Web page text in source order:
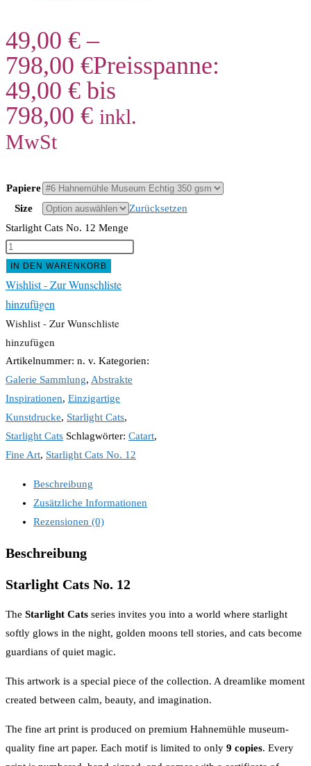
49,00 € –
798,00 €Preisspanne:
49,00 € bis
798,00 € inkl.
MwSt
Papiere
Size
Zurücksetzen
Starlight Cats No. 12 Menge
IN DEN WARENKORB
Wishlist - Zur Wunschliste
hinzufügen
Wishlist - Zur Wunschliste
hinzufügen
Artikelnummer: n. v. Kategorien:
Galerie Sammlung, Abstrakte
Inspirationen, Einzigartige
Kunstdrucke, Starlight Cats,
Starlight Cats Schlagwörter: Catart,
Fine Art, Starlight Cats No. 12
Beschreibung
Zusätzliche Informationen
Rezensionen (0)
Beschreibung
Starlight Cats No. 12
The Starlight Cats series invites you into a world where starlight
softly glows in the night, golden moons tell stories, and cats become
guardians of quiet magic.
This artwork is a special piece of the collection. A dreamlike moment
created between calm, beauty, and imagination.
The fine art print is produced on premium Hahnemühle museum-
quality fine art paper. Each motif is limited to only 9 copies. Every